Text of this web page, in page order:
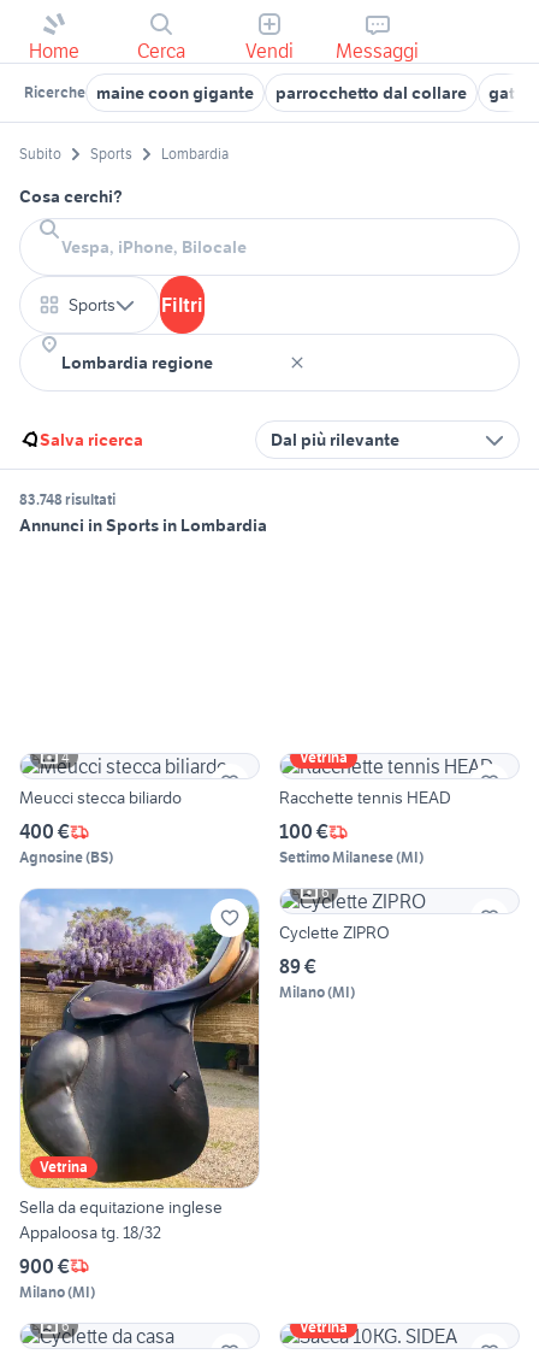
Home Cerca Vendi Messaggi
Ricerche maine coon gigante parrocchetto dal collare
Subito Sports Lombardia
Cosa cerchi?
Sports Filtri
Salva ricerca Dal più rilevante
83.748 risultati
Annunci in Sports in Lombardia
4
Meucci stecca biliardo
400 €
Agnosine(BS)
Vetrina
Racchette tennis HEAD
100 €
Settimo Milanese(MI)
Vetrina
Sella da equitazione inglese
Appaloosa tg. 18/32
900 €
Milano(MI)
6
Cyclette ZIPRO
89 €
Milano(MI)
6 Vetrina